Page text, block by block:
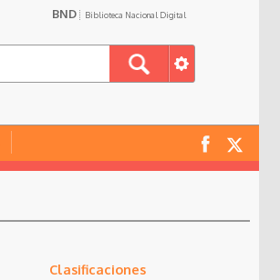
BND Biblioteca Nacional Digital
Clasificaciones